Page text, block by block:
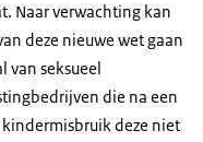
Naar verwachting kan
deze nieuwe wet gaan
seksueel
die na een
deze niet